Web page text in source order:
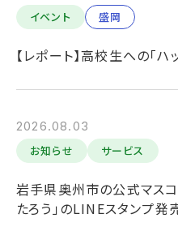
イベント
盛岡
【レポート】高校生への「ハ
2026.08.03
お知らせ
サービス
岩手県奥州市の公式マスコ
たろう」のLINEスタンプ発